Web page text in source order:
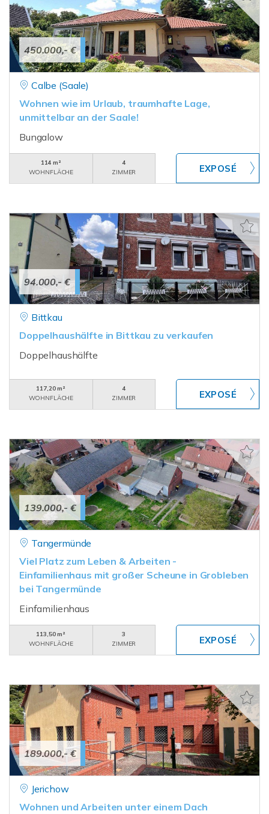
450.000,- €
Calbe (Saale)
Wohnen wie im Urlaub, traumhafte Lage,
unmittelbar an der Saale!
Bungalow
114 m²
WOHNFLÄCHE
4
ZIMMER
94.000,- €
Bittkau
Doppelhaushälfte in Bittkau zu verkaufen
Doppelhaushälfte
117,20 m²
WOHNFLÄCHE
4
ZIMMER
139.000,- €
Tangermünde
Viel Platz zum Leben & Arbeiten -
Einfamilienhaus mit großer Scheune in Grobleben
bei Tangermünde
Einfamilienhaus
113,50 m²
WOHNFLÄCHE
3
ZIMMER
189.000,- €
Jerichow
Wohnen und Arbeiten unter einem Dach